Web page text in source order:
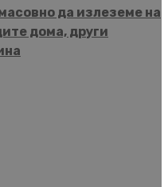
да излеземе на
дома, други